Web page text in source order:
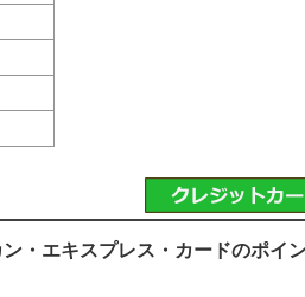
・エキスプレス・カードのポイ